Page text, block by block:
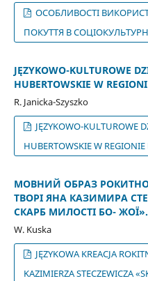
ОСОБЛИВОСТІ
ПОКУТТЯ В
JĘZYKOWO-KULTUROWE
HUBERTOWSKIE W
R. Janicka-Szyszko
JĘZYKOWO-KULTUROWE
HUBERTOWSKIE W
МОВНИЙ ОБРАЗ
ТВОРІ ЯНА КАЗИМИРА
СКАРБ МИЛОСТІ БО- ЖОЇ».
W. Kuska
JĘZYKOWA KREACJA
KAZIMIERZA STECZEWICZA